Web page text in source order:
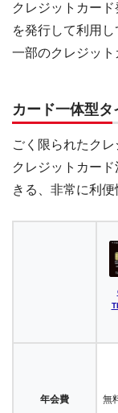
クレジットカー
を発行して利用
一部のクレジット
カード一体型タ
ごく限られたク
クレジットカー
きる、非常に利便
年会費 無